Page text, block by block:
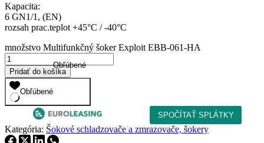
Kapacita:
6 GN1/1, (EN)
rozsah prac.teplot +45°C / -40°C
množstvo Multifunkčný šoker Exploit EBB-061-HA
Pridať do košíka
Obľúbené
Obľúbené
Kategória: Šokové schladzovače a zmrazovače, šokery